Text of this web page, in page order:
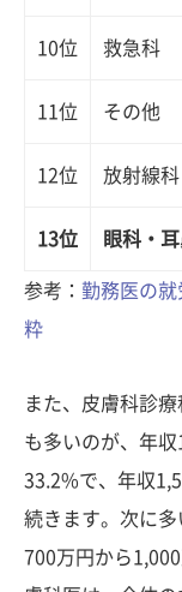
10位 救急科
11位 その他
12位 放射線科
13位 眼科・
参考： 勤務医の
粋
また、皮膚科診
も多いのが、年
33.2%で、年収
続きます。次に
700万円から